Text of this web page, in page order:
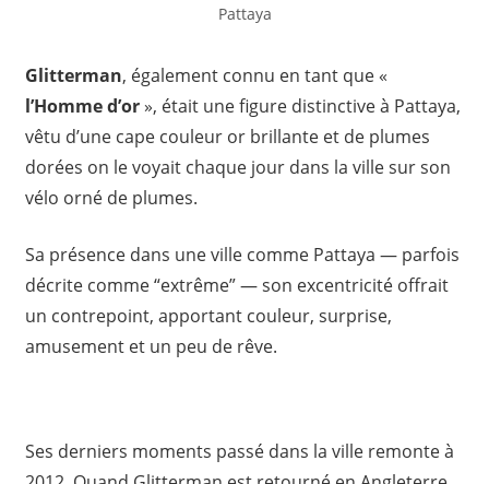
Pattaya
Glitterman, également connu en tant que «
l’Homme d’or», était une figure distinctive à Pattaya,
vêtu d’une cape couleur or brillante et de plumes
dorées on le voyait chaque jour dans la ville sur son
vélo orné de plumes.
Sa présence dans une ville comme Pattaya — parfois
décrite comme “extrême” — son excentricité offrait
un contrepoint, apportant couleur, surprise,
amusement et un peu de rêve.
Ses derniers moments passé dans la ville remonte à